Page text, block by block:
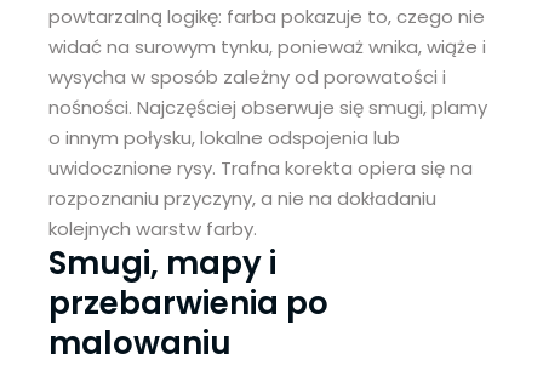
powtarzalną logikę: farba pokazuje to, czego nie
widać na surowym tynku, ponieważ wnika, wiąże i
wysycha w sposób zależny od porowatości i
nośności. Najczęściej obserwuje się smugi, plamy
o innym połysku, lokalne odspojenia lub
uwidocznione rysy. Trafna korekta opiera się na
rozpoznaniu przyczyny, a nie na dokładaniu
kolejnych warstw farby.
Smugi, mapy i
przebarwienia po
malowaniu